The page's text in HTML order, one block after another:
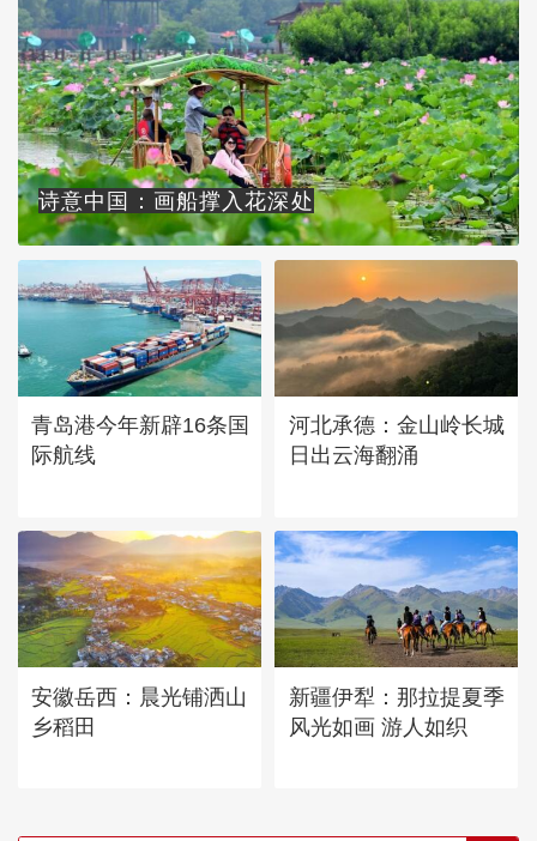
诗意中国：画船撑入花深处
青岛港今年新辟16条国
际航线
河北承德：金山岭长城
日出云海翻涌
安徽岳西：晨光铺洒山
乡稻田
新疆伊犁：那拉提夏季
风光如画 游人如织